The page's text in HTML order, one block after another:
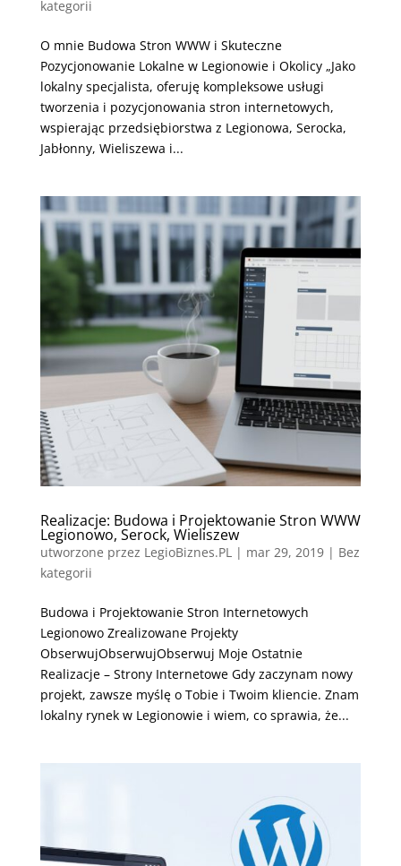
kategorii
O mnie Budowa Stron WWW i Skuteczne
Pozycjonowanie Lokalne w Legionowie i Okolicy „Jako
lokalny specjalista, oferuję kompleksowe usługi
tworzenia i pozycjonowania stron internetowych,
wspierając przedsiębiorstwa z Legionowa, Serocka,
Jabłonny, Wieliszewa i...
Realizacje: Budowa i Projektowanie Stron WWW
Legionowo, Serock, Wieliszew
utworzone przez LegioBiznes.PL | mar 29, 2019| Bez
kategorii
Budowa i Projektowanie Stron Internetowych
Legionowo Zrealizowane Projekty
ObserwujObserwujObserwuj Moje Ostatnie
Realizacje – Strony Internetowe Gdy zaczynam nowy
projekt, zawsze myślę o Tobie i Twoim kliencie. Znam
lokalny rynek w Legionowie i wiem, co sprawia, że...